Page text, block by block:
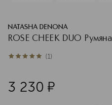
NATASHA DENONA
ROSE CHEEK DUO Румяна
5из 51 (1)
3 230 ¤